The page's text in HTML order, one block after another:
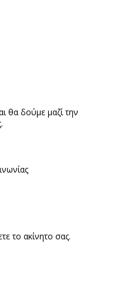
θα δούμε μαζί την
το ακίνητο σας.